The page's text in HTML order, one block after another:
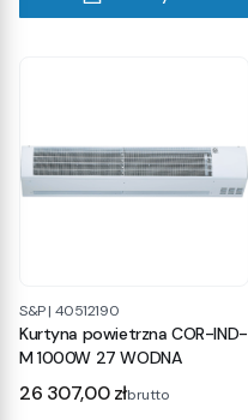
S&P| 40512190
Kurtyna powietrzna COR-IND-
M 1000W 27 WODNA
Cena
26 307,00 złbrutto